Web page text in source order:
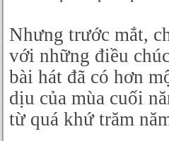
Nhưng trước mắt,
với những điều
bài hát đã có hơn
dịu của mùa cuối
từ quá khứ trăm